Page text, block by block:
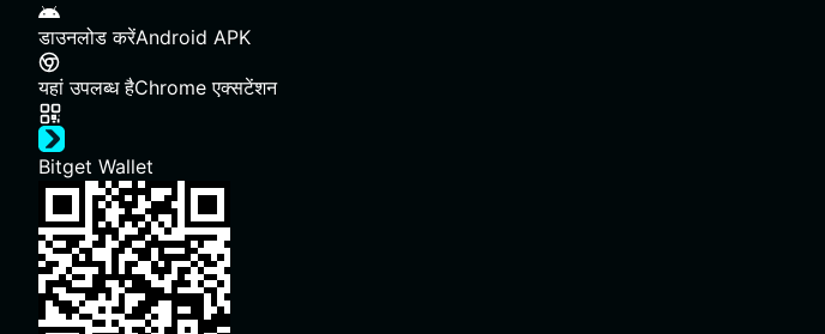
डाउनलोड करेंAndroid APK
यहां उपलब्ध हैChrome एक्सटेंशन
Bitget Wallet